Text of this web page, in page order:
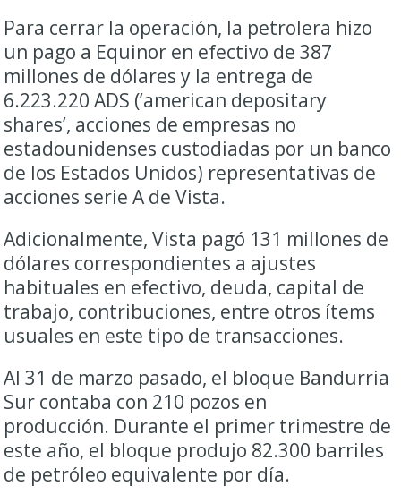
Para cerrar la operación, la petrolera hizo
un pago a Equinor en efectivo de 387
millones de dólares y la entrega de
6.223.220ADS (’american depositary
shares’, acciones de empresas no
estadounidenses custodiadas por un banco
de los Estados Unidos) representativas de
acciones serie A de Vista.
Adicionalmente, Vista pagó 131 millones de
dólares correspondientes a ajustes
habituales en efectivo, deuda, capital de
trabajo, contribuciones, entre otros ítems
usuales en este tipo de transacciones.
Al 31 de marzo pasado, el bloque Bandurria
Sur contaba con 210 pozos en
producción. Durante el primer trimestre de
este año, el bloque produjo 82.300 barriles
de petróleo equivalente por día.